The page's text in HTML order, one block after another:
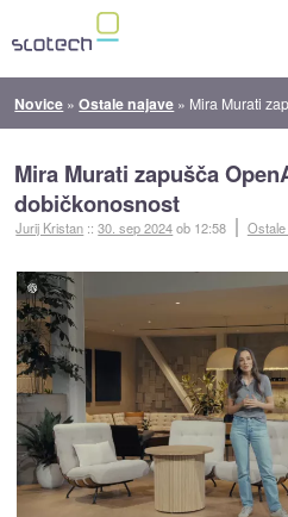
Novice »Ostale najave » Mira Murati
Mira Murati zapušča
dobičkonosnost
Jurij Kristan ::30. sep 2024ob 12:58